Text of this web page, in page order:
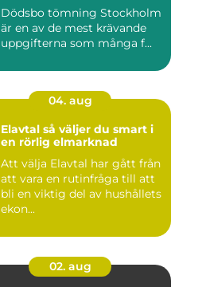
Dödsbo tömning Stockholm
är en av de mest krävande
uppgifterna som många f...
04. aug
Elavtal så väljer du smart i
en rörlig elmarknad
Att välja Elavtal har gått från
att vara en rutinfråga till att
bli en viktig del av hushållets
ekon...
02. aug